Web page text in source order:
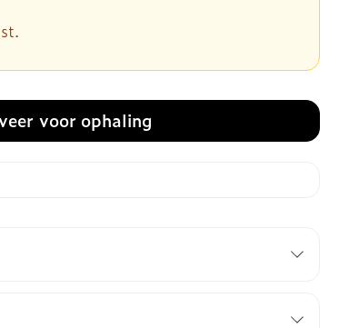
voor ophaling